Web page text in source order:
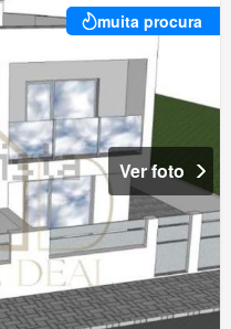
muita procura
Ver foto